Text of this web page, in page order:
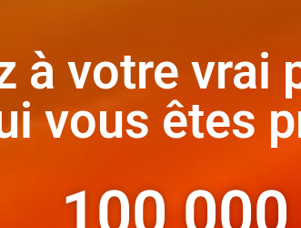
à votre vrai
vous êtes